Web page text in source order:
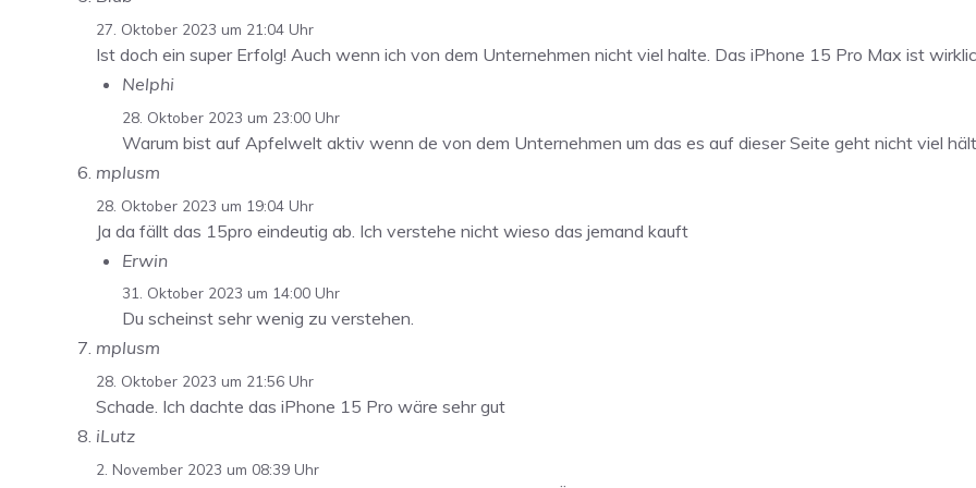
27. Oktober 2023 um 21:04 Uhr
Ist doch ein super Erfolg! Auch wenn ich von dem Unternehmen nicht viel halte. Das iPhone 15 Pro Max ist
Nelphi
28. Oktober 2023 um 23:00 Uhr
Warum bist auf Apfelwelt aktiv wenn de von dem Unternehmen um das es auf dieser Seite geht nicht viel
mplusm
28. Oktober 2023 um 19:04 Uhr
Ja da fällt das 15pro eindeutig ab. Ich verstehe nicht wieso das jemand kauft
Erwin
31. Oktober 2023 um 14:00 Uhr
Du scheinst sehr wenig zu verstehen.
mplusm
28. Oktober 2023 um 21:56 Uhr
Schade. Ich dachte das iPhone 15 Pro wäre sehr gut
iLutz
2. November 2023 um 08:39 Uhr